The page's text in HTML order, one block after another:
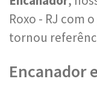
Roxo - RJ com
tornou
Encanador